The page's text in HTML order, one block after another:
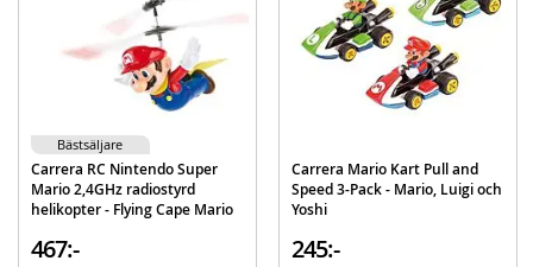
Carrera RC Nintendo Super
Mario 2,4GHz radiostyrd
helikopter - Flying Cape Mario
467:-
Bästsäljare
Carrera Mario Kart Pull and
Speed 3-Pack - Mario, Luigi och
Yoshi
245:-